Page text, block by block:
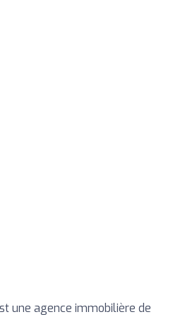
une agence immobilière de